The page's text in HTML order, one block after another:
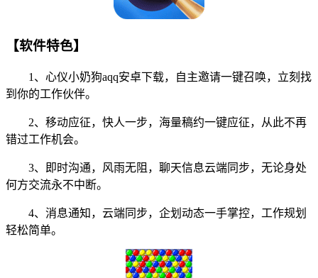
【软件特色】
1、心仪小奶狗aqq安卓下载，自主邀请一键召唤，立刻找
到你的工作伙伴。
2、移动应征，快人一步，海量稿约一键应征，从此不再
错过工作机会。
3、即时沟通，风雨无阻，聊天信息云端同步，无论身处
何方交流永不中断。
4、消息通知，云端同步，企划动态一手掌控，工作规划
轻松简单。